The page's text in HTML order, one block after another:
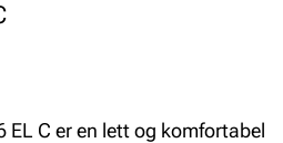
EL C er en lett og komfortabel